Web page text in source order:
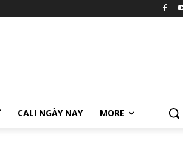
CALI NGÀY NAY MORE